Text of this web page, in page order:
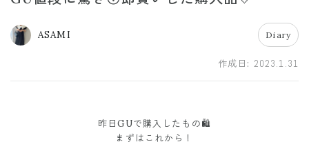
ASAMI Diary
作成日: 2023.1.31
昨日GUで購入したもの🛍
まずはこれから！